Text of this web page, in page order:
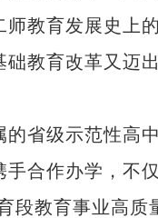
教育发展史上
教育改革又迈
级示范性高
合作办学，不
段教育事业高质